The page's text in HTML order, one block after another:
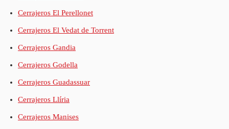
Cerrajeros El Perellonet
Cerrajeros El Vedat de Torrent
Cerrajeros Gandia
Cerrajeros Godella
Cerrajeros Guadassuar
Cerrajeros Llíria
Cerrajeros Manises